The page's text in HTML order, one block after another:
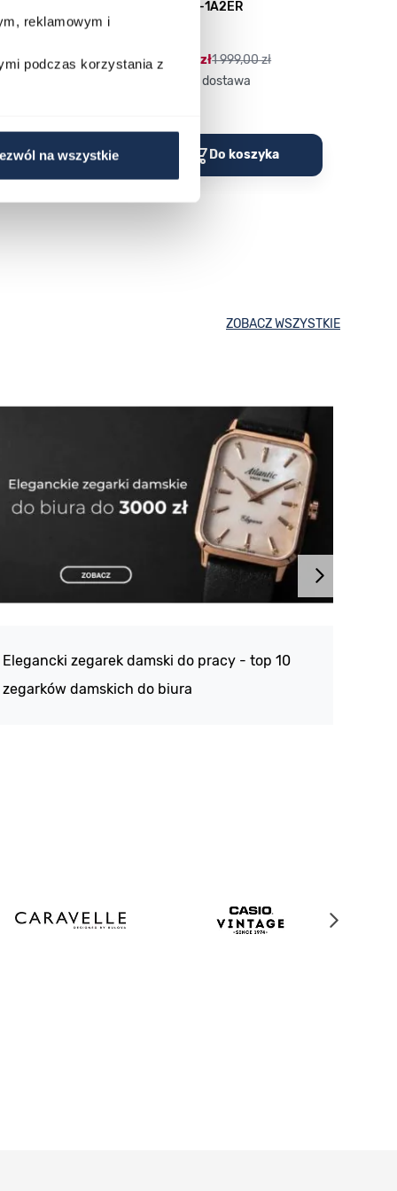
reklamowym i
podczas korzystania z
na wszystkie
zł
koszyka
M100TSE-1A2ER
1 399,00 zł1 999,00 zł
Darmowa dostawa
Do koszyka
ZOBACZ WSZYSTKIE
Elegancki zegarek damski do pracy - top 10
zegarków damskich do biura